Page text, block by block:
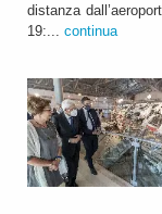
distanza
19:... continua